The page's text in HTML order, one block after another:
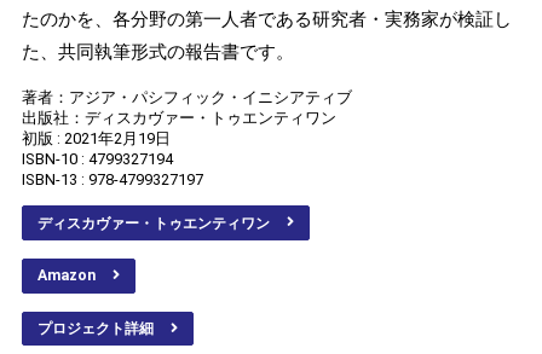
たのかを、各分野の第一人者である研究者・実務家が検証し
た、共同執筆形式の報告書です。
著者：アジア・パシフィック・イニシアティブ
出版社：ディスカヴァー・トゥエンティワン
初版 : 2021年2月19日
ISBN-10 : 4799327194
ISBN-13 : 978-4799327197
ディスカヴァー・トゥエンティワン
Amazon
プロジェクト詳細